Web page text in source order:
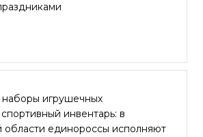
наборы игрушечных
инвентарь: в
области единороссы исполняют